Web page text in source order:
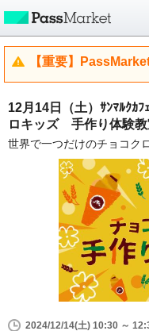
【重要】
12月14日（土）ｻﾝﾏﾙｸｶ
ロキッズ 手作り体験
世界で一つだけのチョコク
2024/12/14(土) 10:30 ～